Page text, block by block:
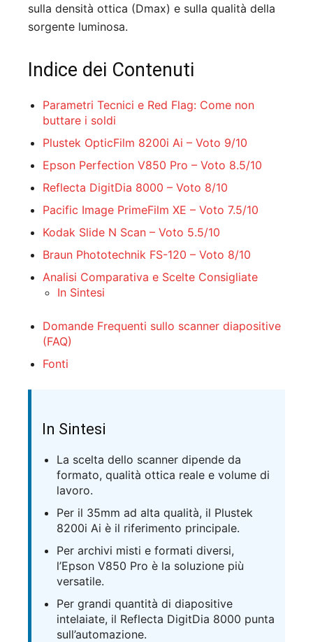
sulla densità ottica (Dmax) e sulla qualità della
sorgente luminosa.
Indice dei Contenuti
Parametri Tecnici e Red Flag: Come non
buttare i soldi
Plustek OpticFilm 8200i Ai – Voto 9/10
Epson Perfection V850 Pro – Voto 8.5/10
Reflecta DigitDia 8000 – Voto 8/10
Pacific Image PrimeFilm XE – Voto 7.5/10
Kodak Slide N Scan – Voto 5.5/10
Braun Phototechnik FS-120 – Voto 8/10
Analisi Comparativa e Scelte Consigliate
In Sintesi
Domande Frequenti sullo scanner diapositive
(FAQ)
Fonti
In Sintesi
La scelta dello scanner dipende da
formato, qualità ottica reale e volume di
lavoro.
Per il 35mm ad alta qualità, il Plustek
8200i Ai è il riferimento principale.
Per archivi misti e formati diversi,
l’Epson V850 Pro è la soluzione più
versatile.
Per grandi quantità di diapositive
intelaiate, il Reflecta DigitDia 8000 punta
sull’automazione.